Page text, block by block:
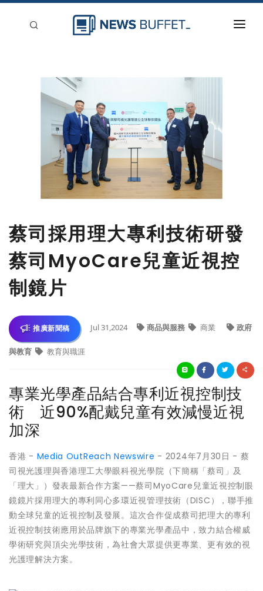
新聞稿分類
蔡司採用理大專利技術研發
蔡司MyoCare兒童近視控
制鏡片
推廣新聞稿 Jul 31,2024 商品與服務 商業 政府
與教育 教育與職涯
專業光學產品結合專利近視控制技
術 近90%配戴兒童有效減慢近視
加深
香港 - Media OutReach Newswire - 2024年7月30日 - 蔡
司視光護理與香港理工大學眼科視光學院（下簡稱「蔡司」及
「理大」）發表最新合作方案——蔡司MyoCare兒童近視控制眼
鏡鏡片採用理大的專利同心多環近視管理技術（DISC），聯手推
動全球兒童的近視控制及發展。這次合作促成蔡司把理大的專利
近視控制技術應用於品牌旗下的專業光學產品中，致力結合權威
學術研究與頂尖光學技術，為社會大眾提供更專業、更有效的視
光護理解決方案。